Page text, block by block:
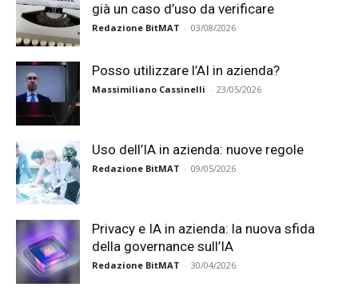
già un caso d’uso da verificare
Redazione BitMAT - 03/08/2026
Posso utilizzare l’AI in azienda?
Massimiliano Cassinelli - 23/05/2026
Uso dell’IA in azienda: nuove regole
Redazione BitMAT - 09/05/2026
Privacy e IA in azienda: la nuova sfida
della governance sull’IA
Redazione BitMAT - 30/04/2026